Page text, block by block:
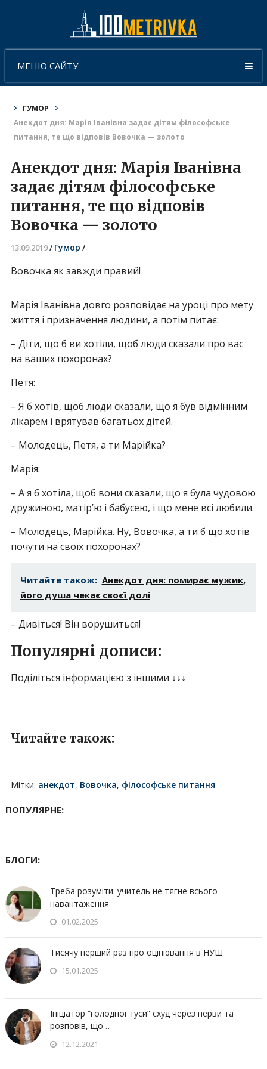
МЕНЮ САЙТУ
ГУМОР
Анекдот дня: Марія Іванівна задає дітям філософське
питання, те що відповів Вовочка — золото
Анекдот дня: Марія Іванівна
задає дітям філософське
питання, те що відповів
Вовочка — золото
13.09.2019/ Гумор /
Вовочка як завжди правий!
Марія Іванівна довго розповідає на уроці про мету
життя і призначення людини, а потім питає:
– Діти, що б ви хотіли, щоб люди сказали про вас
на ваших похоронах?
Петя:
– Я б хотів, щоб люди сказали, що я був відмінним
лікарем і врятував багатьох дітей.
– Молодець, Петя, а ти Марійка?
Марія:
– А я б хотіла, щоб вони сказали, що я була чудовою
дружиною, матір’ю і бабусею, і що мене всі любили.
– Молодець, Марійка. Ну, Вовочка, а ти б що хотів
почути на своїх похоронах?
Читайте також: Анекдот дня: помирає мужик,
його душа чекає своєї долі
– Дивіться! Він ворушиться!
Популярні дописи:
Поділіться інформацією з іншими ↓↓↓
Читайте також:
Мітки: анекдот, Вовочка, філософське питання
ПОПУЛЯРНЕ:
БЛОГИ:
Треба розуміти: учитель не тягне всього
навантаження
01.02.2025
Тисячу перший раз про оцінювання в НУШ
15.01.2025
Ініціатор “голодної туси” схуд через нерви та
розповів, що …
12.12.2021